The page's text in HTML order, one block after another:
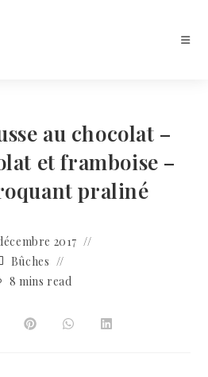
au chocolat –
et framboise –
praliné
2017
Bûches
8 mins read